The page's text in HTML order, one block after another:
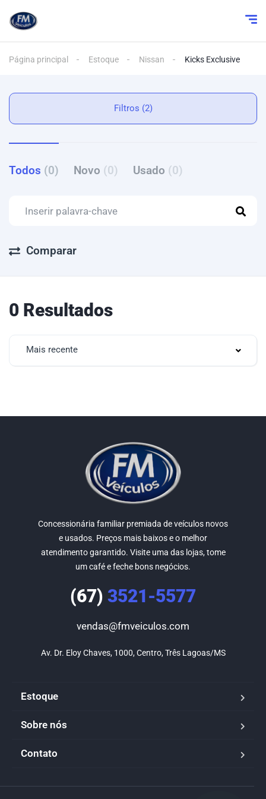
Página principal Estoque Nissan Kicks Exclusive
Filtros (2)
Todos (0) Novo (0) Usado (0)
Comparar
0 Resultados
Mais recente
Concessionária familiar premiada de veículos novos
e usados. Preços mais baixos e o melhor
atendimento garantido. Visite uma das lojas, tome
um café e feche bons negócios.
(67) 3521-5577
vendas@fmveiculos.com
Av. Dr. Eloy Chaves, 1000, Centro, Três Lagoas/MS
Estoque
Sobre nós
Contato